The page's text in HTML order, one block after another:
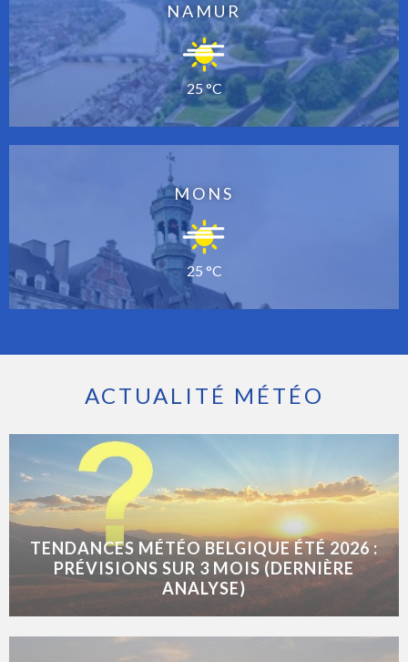
NAMUR
25 °C
MONS
25 °C
ACTUALITÉ MÉTÉO
TENDANCES MÉTÉO BELGIQUE ÉTÉ 2026 :
PRÉVISIONS SUR 3 MOIS (DERNIÈRE
ANALYSE)